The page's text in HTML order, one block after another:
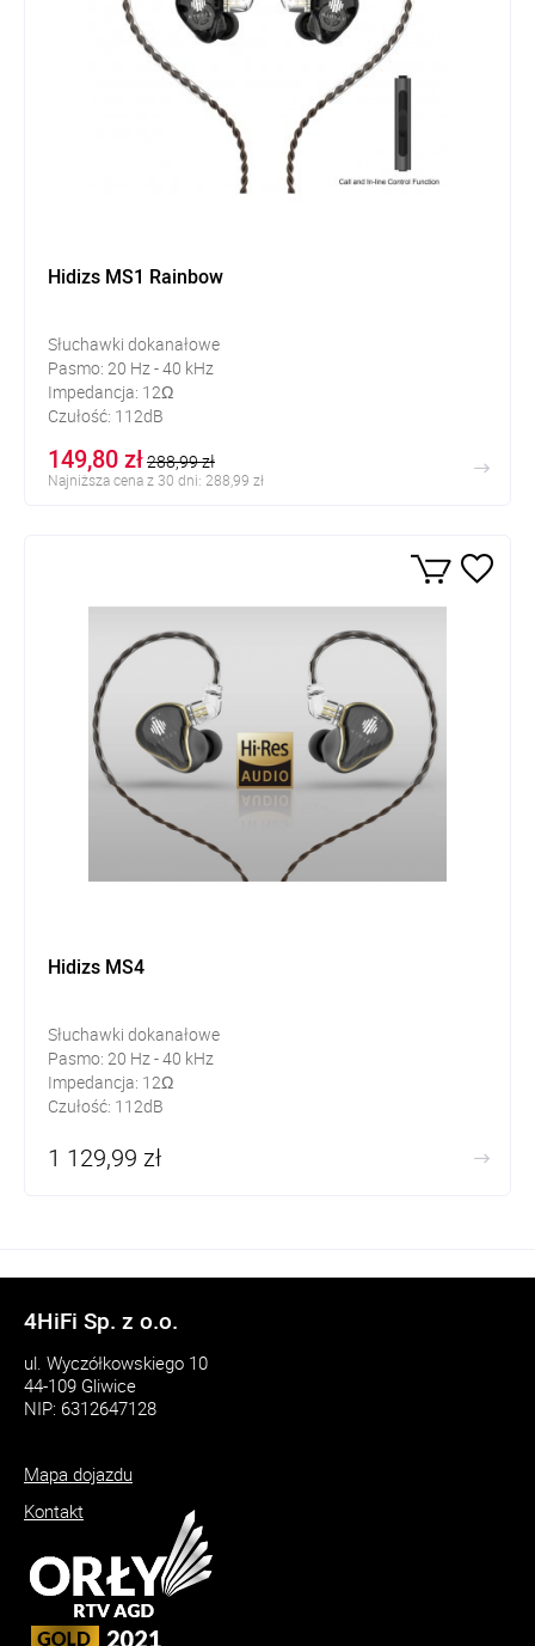
Hidizs MS1 Rainbow
Słuchawki dokanałowe
Pasmo: 20 Hz - 40 kHz
Impedancja: 12Ω
Czułość: 112dB
149,80 zł288,99 zł
Najniższa cena z 30 dni: 288,99 zł
Hidizs MS4
Słuchawki dokanałowe
Pasmo: 20 Hz - 40 kHz
Impedancja: 12Ω
Czułość: 112dB
1 129,99 zł
4HiFi Sp. z o.o.
ul. Wyczółkowskiego 10
44-109 Gliwice
NIP: 6312647128
Mapa dojazdu
Kontakt